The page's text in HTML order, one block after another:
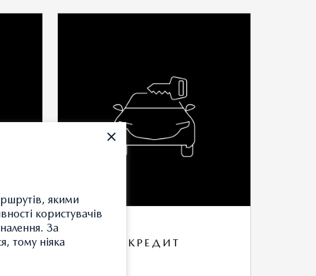
КРЕДИТ
якими
користувачів
За
тому ніяка